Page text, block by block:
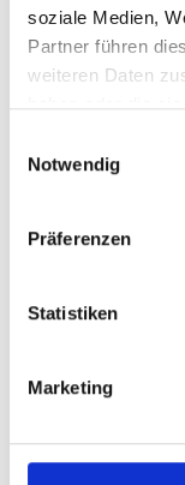
soziale Medien,
Partner führen
weiteren Daten
haben oder die
Notwendig
Präferenzen
Statistiken
Marketing